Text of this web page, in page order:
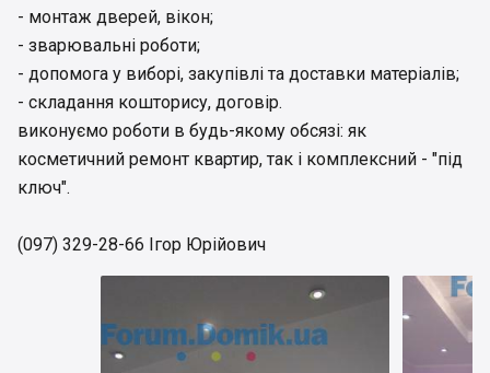
- монтаж дверей, вікон;
- зварювальні роботи;
- допомога у виборі, закупівлі та доставки матеріалів;
- складання кошторису, договір.
виконуємо роботи в будь-якому обсязі: як
косметичний ремонт квартир, так і комплексний - "під
ключ".
(097) 329-28-66 Ігор Юрійович